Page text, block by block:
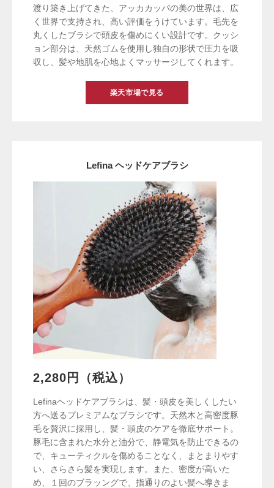
渡り築き上げてきた、アッカカッパの美の世界は、広
く世界で支持され、高い評価をうけています。毛先を
丸くしたブラシで頭皮を傷めにくい設計です。クッシ
ョン部分は、天然ゴムを使用し独自の形状で圧力を吸
収し、髪や地肌を心地よくマッサージしてくれます。
楽天市場で見る
Lefina ヘッドケアブラシ
2,280円（税込）
Lefinaヘッドケアブラシは、髪・頭皮を美しくしたい
方へ送るプレミアムなブラシです。天然木と高密度豚
毛を贅沢に採用し、髪・頭皮のケアを徹底サポート。
豚毛に含まれた水分と油分で、静電気を防止できるの
で、キューティクルを傷めることなく、まとまりやす
い、さらさら髪を実現します。また、密度が高いた
め、１回のブラッングで、指通りのよい髪へ導きま